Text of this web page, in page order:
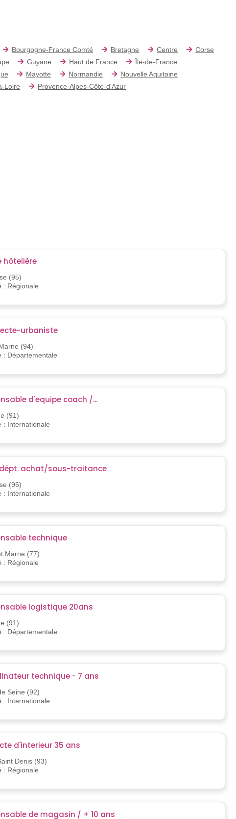
Bourgogne-France Comté Bretagne Centre
Corse
Guyane Haut de France
Île-de-France
Mayotte Normandie
Nouvelle Aquitaine
Loire Provence-Alpes-Côte-d'Azur
hôtelière
(95)
: Régionale
urbaniste
(94)
: Départementale
d'equipe coach /...
(91)
: Internationale
dépt. achat/sous-traitance
(95)
: Internationale
technique
Marne (77)
: Régionale
logistique 20ans
(91)
: Départementale
technique - 7 ans
Seine (92)
: Internationale
d'interieur 35 ans
Denis (93)
: Régionale
de magasin / + 10 ans